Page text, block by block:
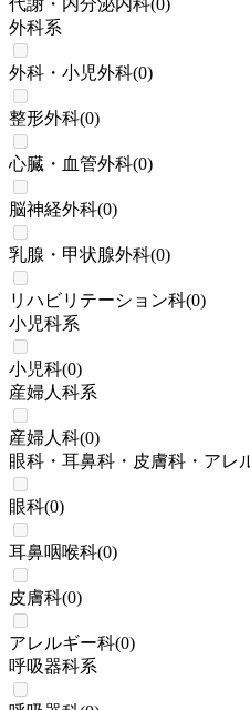
代謝・内分泌内科(0)
外科系
外科・小児外科(0)
整形外科(0)
心臓・血管外科(0)
脳神経外科(0)
乳腺・甲状腺外科(0)
リハビリテーション科(0)
小児科系
小児科(0)
産婦人科系
産婦人科(0)
眼科・耳鼻科・皮膚科・アレ
眼科(0)
耳鼻咽喉科(0)
皮膚科(0)
アレルギー科(0)
呼吸器科系